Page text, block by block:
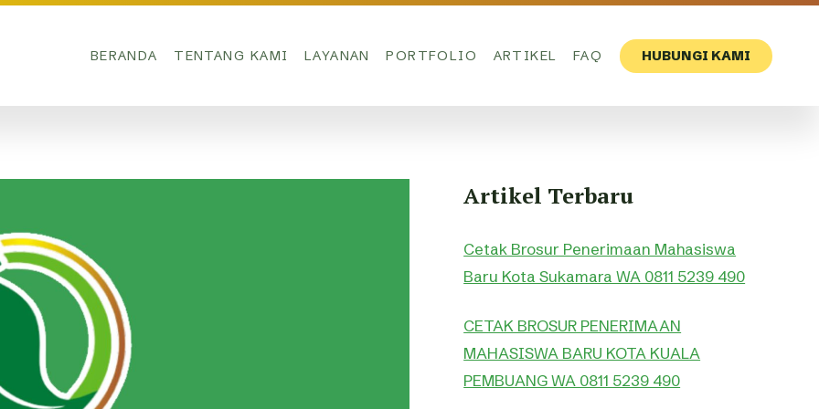
BERANDA TENTANG KAMI LAYANAN PORTFOLIO ARTIKEL FAQ HUBUNGI KAMI
Artikel Terbaru
Cetak Brosur Penerimaan Mahasiswa
Baru Kota Sukamara WA 0811 5239 490
CETAK BROSUR PENERIMAAN
MAHASISWA BARU KOTA KUALA
PEMBUANG WA 0811 5239 490